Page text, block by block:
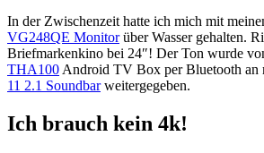
In der Zwischenzeit hatte ich mich mit
VG248QE Monitorüber Wasser gehalten.
Briefmarkenkino bei 24″! Der Ton wurde
THA100 Android TV Box per Bluetooth an
11 2.1 Soundbarweitergegeben.
Ich brauch kein 4k!